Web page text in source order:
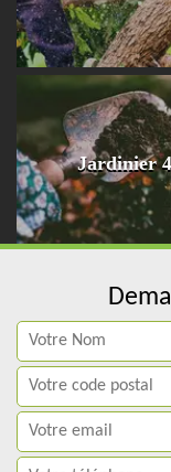
Jardinier